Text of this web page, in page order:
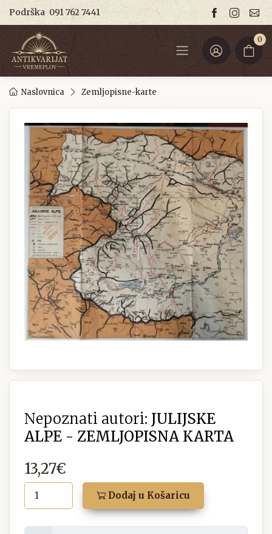
Podrška 091 762 7441
0
Naslovnica Zemljopisne-karte
Nepoznati autori: JULIJSKE
ALPE - ZEMLJOPISNA KARTA
13,27€
Dodaj u Košaricu